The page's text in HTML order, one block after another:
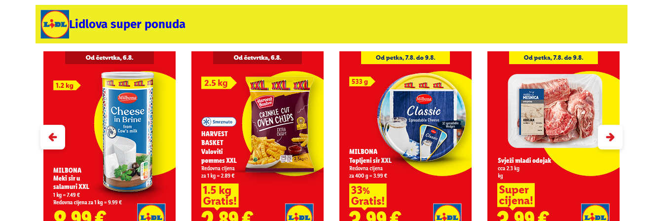
Lidlova super ponuda